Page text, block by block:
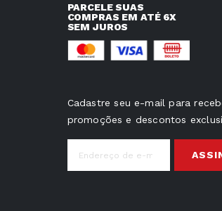
PARCELE SUAS
COMPRAS EM ATÉ 6X
SEM JUROS
Cadastre seu e-mail para
promoções e descontos